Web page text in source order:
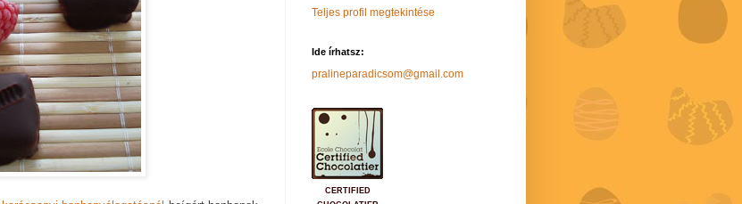
Teljes profil megtekintése
Ide írhatsz:
pralineparadicsom@gmail.com
CERTIFIED